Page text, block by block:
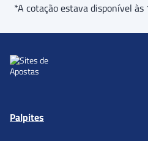
*A cotação estava disponível
Palpites